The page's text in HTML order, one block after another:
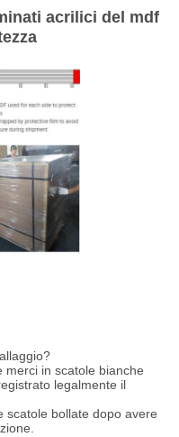
acrilici del mdf
merci in scatole bianche
legalmente il
scatole bollate dopo avere